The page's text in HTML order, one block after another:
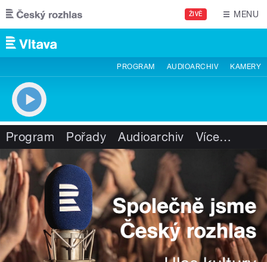
Přejít k hlavnímu obsahu
ŽIVĚ MENU
PROGRAM AUDIOARCHIV KAMERY
Program Pořady Audioarchiv Více…